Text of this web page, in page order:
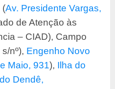
(Av. Presidente Vargas,
de Atenção às
– CIAD), Campo
nº), Engenho Novo
Maio, 931), Ilha do
Dendê,